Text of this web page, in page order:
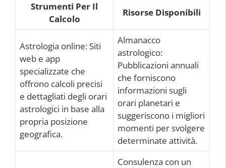
Strumenti Per Il
Calcolo
Risorse Disponibili
Astrologia online: Siti
web e app
specializzate che
offrono calcoli precisi
e dettagliati degli orari
astrologici in base alla
propria posizione
geografica.
Almanacco
astrologico:
Pubblicazioni annuali
che forniscono
informazioni sugli
orari planetari e
suggeriscono i migliori
momenti per svolgere
determinate attività.
Consulenza con un